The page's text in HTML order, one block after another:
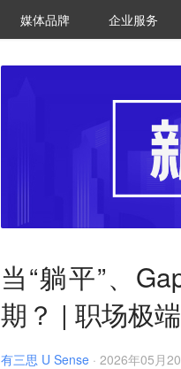
媒体品牌 36Kr研究院
企业服务
当“躺平”、
期？ | 职场极
有三思 U Sense · 2026年05月